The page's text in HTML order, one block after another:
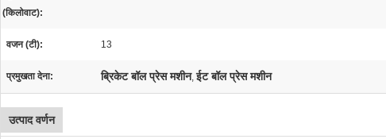
(किलोवाट):
वजन (टी): 13
प्रमुखता देना: ब्रिकेट बॉल प्रेस मशीन,ईट बॉल प्रेस मशीन
उत्पाद वर्णन